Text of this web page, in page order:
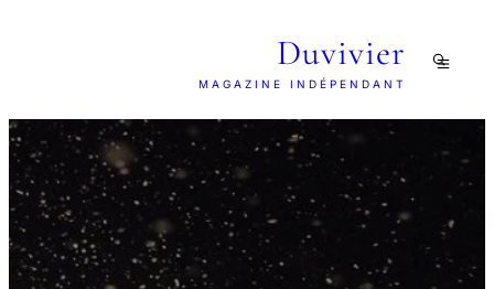
Duvivier
MAGAZINE INDÉPENDANT